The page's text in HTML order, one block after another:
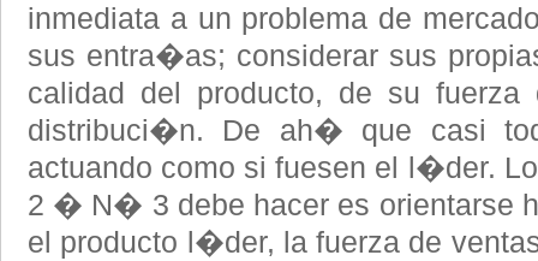
inmediata a un problema de
sus entra�as; considerar sus
calidad del producto, de su
distribuci�n. De ah� que casi
actuando como si fuesen el l�der.
2 � N� 3 debe hacer es orientarse
el producto l�der, la fuerza de